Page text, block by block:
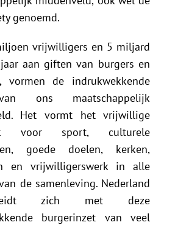
genoemd.
vrijwilligers en 5 miljard
aan giften van burgers en
vormen de indrukwekkende
ons maatschappelijk
Het vormt het vrijwillige
voor sport, culturele
goede doelen, kerken,
en vrijwilligerswerk in alle
de samenleving. Nederland
zich met deze
burgerinzet van veel